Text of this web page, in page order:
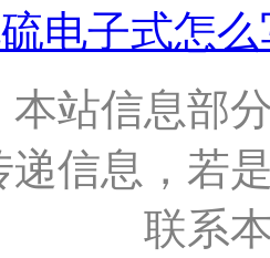
电子式怎
本站信息部
递信息，若
联系